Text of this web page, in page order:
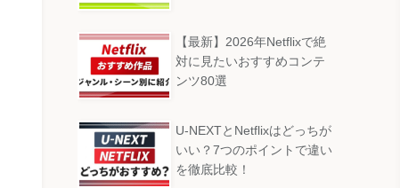
【最新】2026年Netflixで絶
対に見たいおすすめコンテ
ンツ80選
U-NEXTとNetflixはどっちが
いい？7つのポイントで違い
を徹底比較！